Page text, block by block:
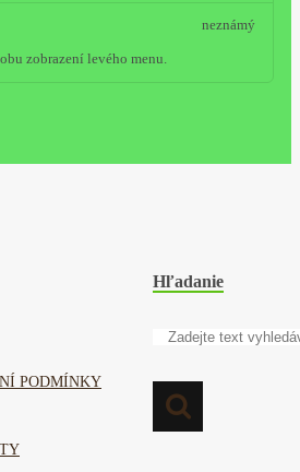
zobrazení levého menu.
neznámý
PODMÍNKY
Hľadanie